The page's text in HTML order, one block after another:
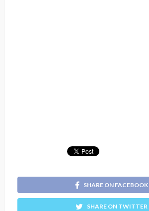
SHARE ON FACEBOOK
SHARE ON TWITTER